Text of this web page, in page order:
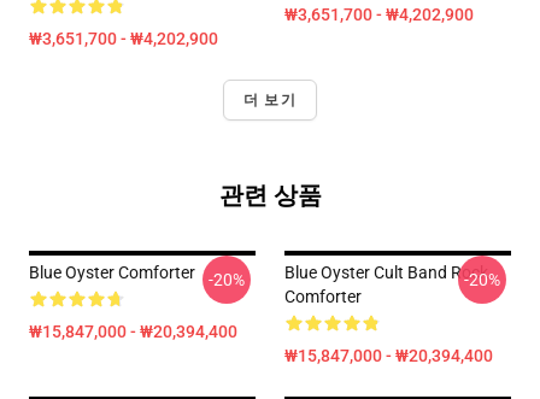
₩3,651,700 - ₩4,202,900
₩3,651,700 - ₩4,202,900
더 보기
관련 상품
Blue Oyster Comforter
₩15,847,000 - ₩20,394,400
-20%
Blue Oyster Cult Band Rock
Comforter
₩15,847,000 - ₩20,394,400
-20%